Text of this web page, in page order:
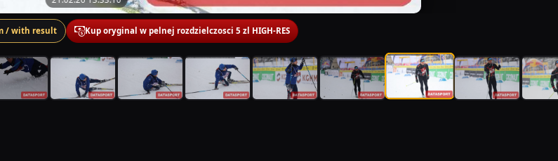
/ with result Kup oryginal w pelnej rozdzielczosci 5 zl HIGH-RES